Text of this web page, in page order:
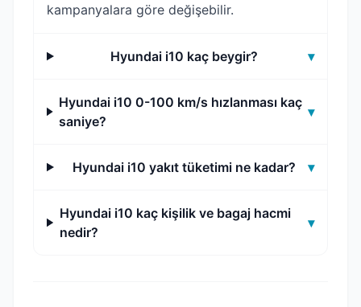
kampanyalara göre değişebilir.
Hyundai i10 kaç beygir? ▾
Hyundai i10 0-100 km/s hızlanması kaç
saniye?
▾
Hyundai i10 yakıt tüketimi ne kadar? ▾
Hyundai i10 kaç kişilik ve bagaj hacmi
nedir?
▾